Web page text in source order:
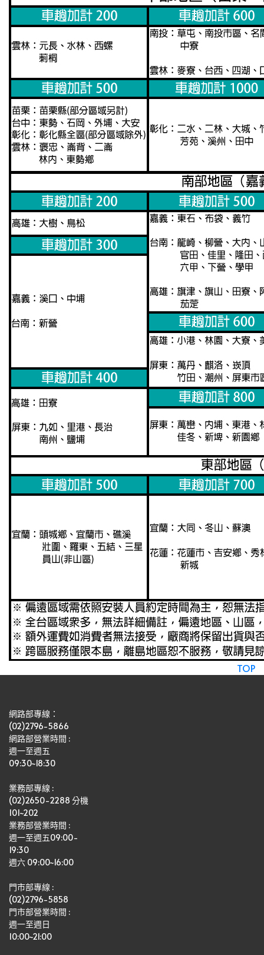
TOP
網路部專線：
(02)2796-5866
網路部營業時間 :
週一至週五
09:30~18:30
業務部專線 :
(02)2650-2288 分機
101~202
業務部營業時間 :
週一至週五09:00-
19:30
週六 09:00~16:00
門市部專線 :
(02)2796-5858
門市部營業時間 :
週一至週日
10:00~21:00